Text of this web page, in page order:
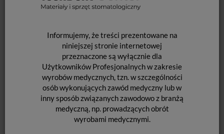
Informujemy, że treści prezentowane na
niniejszej stronie internetowej
przeznaczone są wyłącznie dla
Użytkowników Profesjonalnych w zakresie
wyrobów medycznych, tzn. w szczególności
osób wykonujących zawód medyczny lub w
inny sposób związanych zawodowo z branżą
medyczną, np. prowadzących obrót
wyrobami medycznymi.